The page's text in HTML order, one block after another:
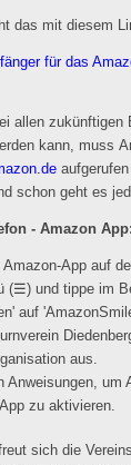
das mit diesem
für das
allen zukünftigen
kann, muss
aufgerufen
schon geht es
- Amazon App:
Amazon-App auf
(☰) und tippe im
auf
aus.
Anweisungen, um
zu aktivieren.
sich die